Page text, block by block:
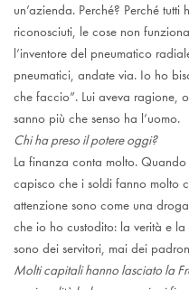
un’azienda. Perché? Perché
riconosciuti, le cose non
l’inventore del pneumatico
pneumatici, andate via. Io ho
che faccio”. Lui aveva ragione,
sanno più che senso ha l’uomo.
Chi ha preso il potere oggi?
La finanza conta molto.
capisco che i soldi fanno molto
attenzione sono come una
che io ho custodito: la verità e
sono dei servitori, mai dei
Molti capitali hanno lasciato la